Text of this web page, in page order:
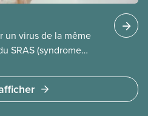
un virus de la même
SRAS (syndrome